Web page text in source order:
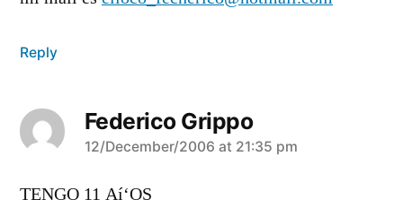
Reply
Federico Grippo
says:
12/December/2006 at 21:35 pm
TENGO 11 Aí‘OS